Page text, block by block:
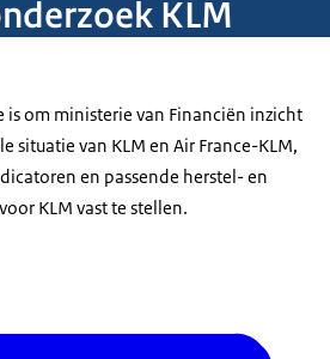
KLM
is om ministerie van Financiën inzicht
situatie van KLM en Air France-KLM,
en passende herstel- en
KLM vast te stellen.